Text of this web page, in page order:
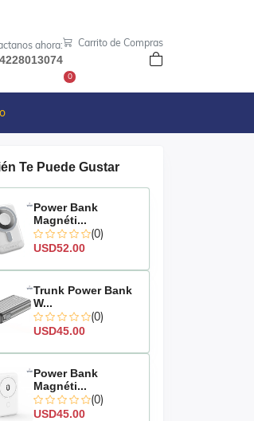
ahora: Carrito de Compras
0
Te Puede Gustar
Power Bank
Magnéti...
(0)
USD52.00
Trunk Power Bank
W...
(0)
USD45.00
Power Bank
Magnéti...
(0)
USD45.00